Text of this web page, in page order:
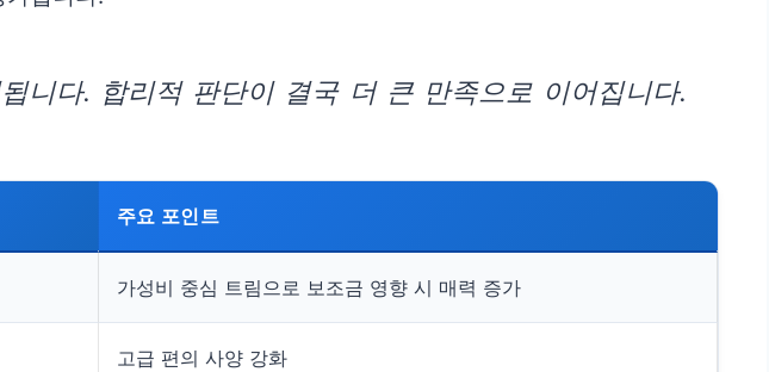
니다. 합리적 판단이 결국 더 큰 만족으로 이어집니다.
주요 포인트
가성비 중심 트림으로 보조금 영향 시 매력 증가
고급 편의 사양 강화